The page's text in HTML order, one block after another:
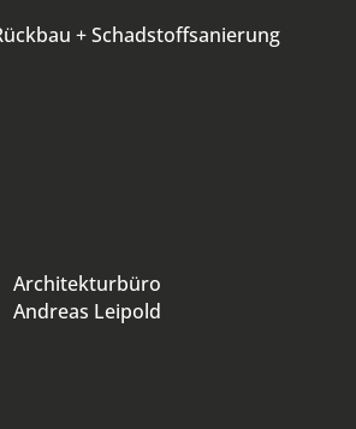
+ Schadstoffsanierung
Architekturbüro
Andreas Leipold